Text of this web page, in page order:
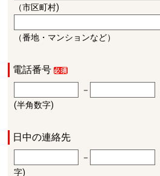
（市区町村)
（番地・マンションなど）
電話番号
－
(半角数字)
日中の連絡先
－
字)